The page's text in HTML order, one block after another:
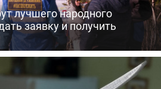
лучшего народного
заявку и получить